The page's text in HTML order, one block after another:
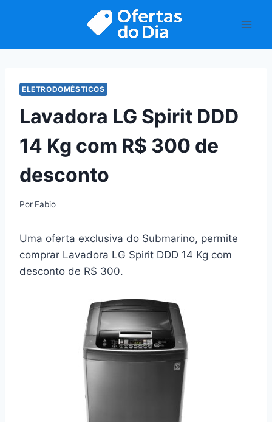
ELETRODOMÉSTICOS
Lavadora LG Spirit DDD
14 Kg com R$ 300 de
desconto
Por Fabio
Uma oferta exclusiva do Submarino, permite
comprar Lavadora LG Spirit DDD 14 Kg com
desconto de R$ 300.